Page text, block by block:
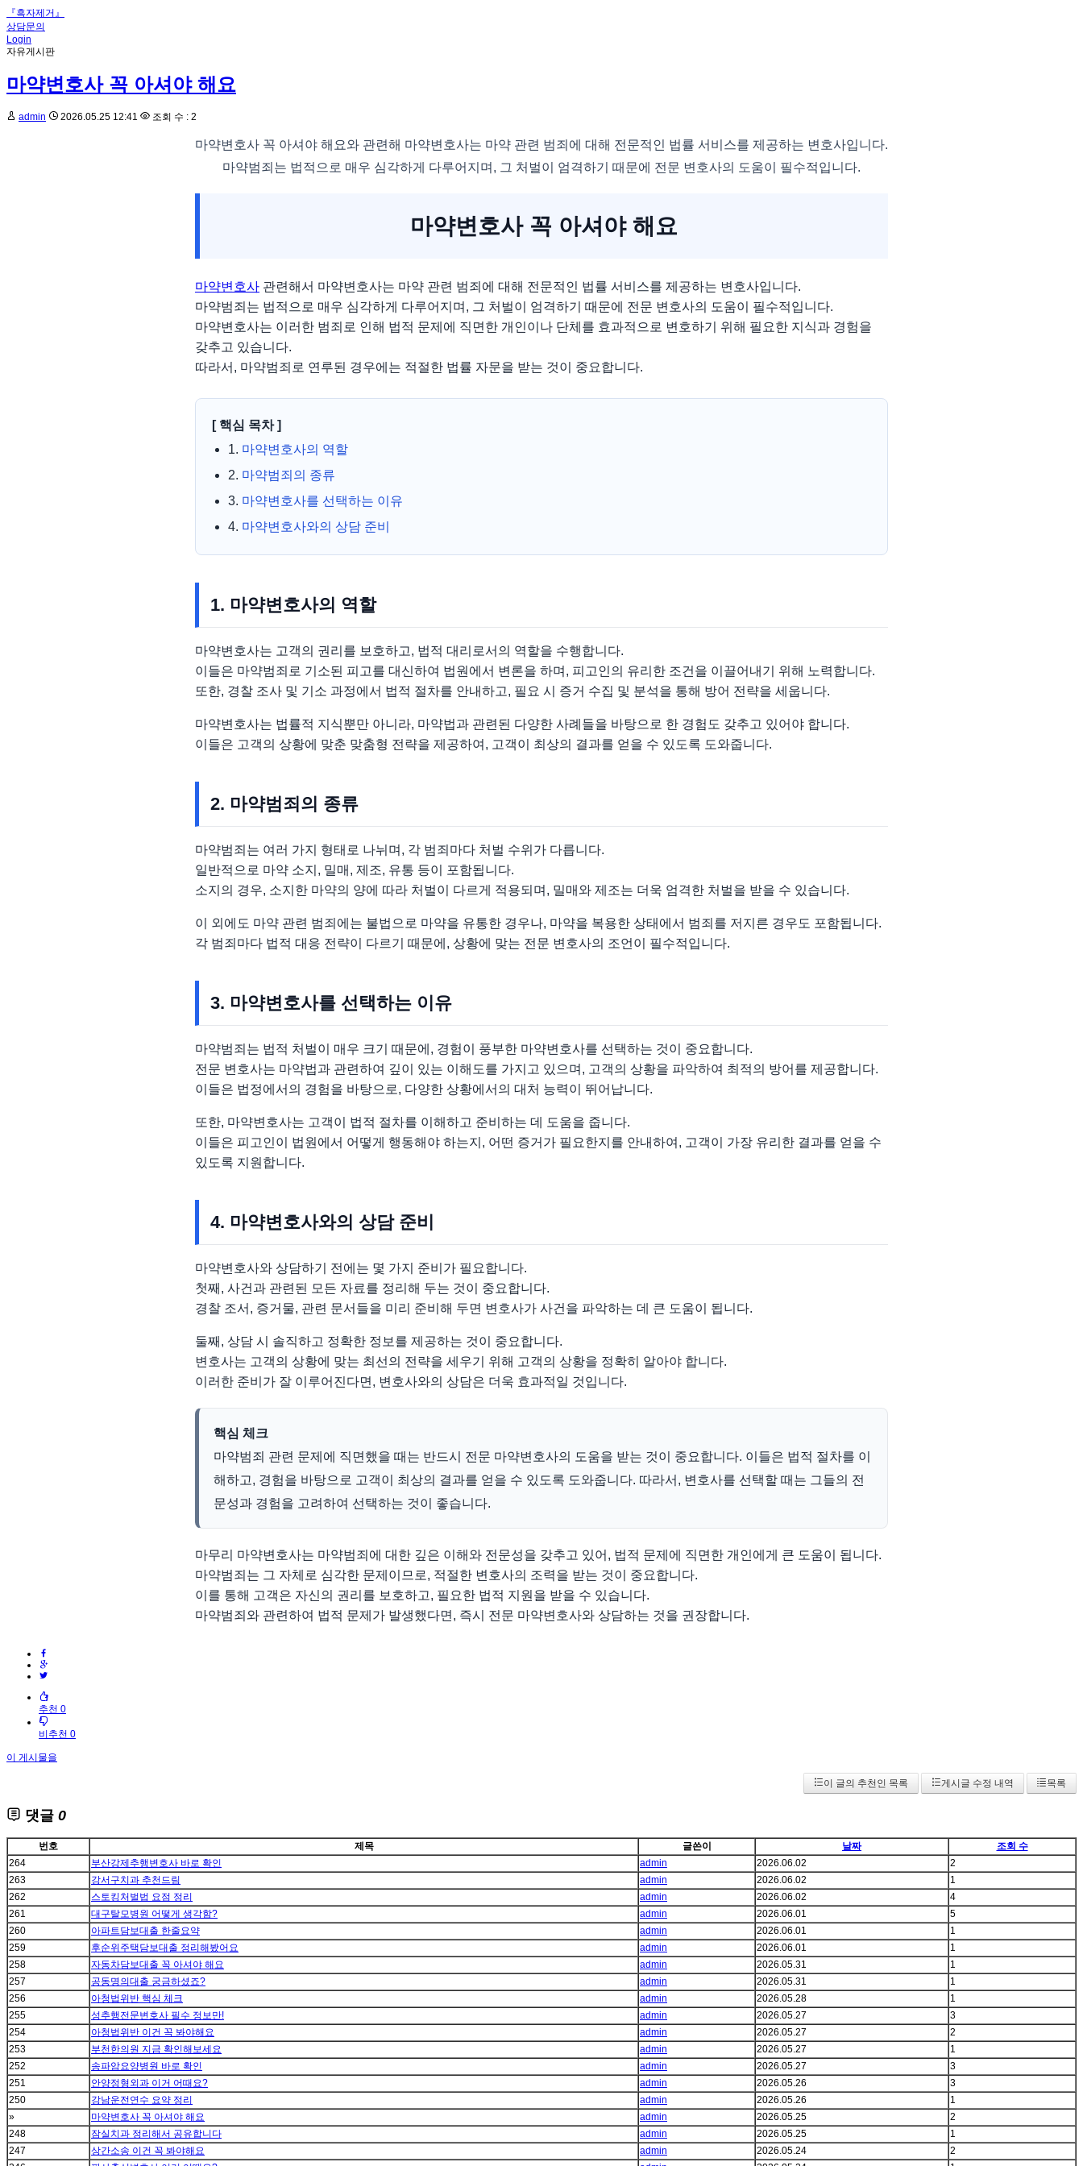
『흑자제거』
상담문의
Login
자유게시판
마약변호사 꼭 아셔야 해요
admin 2026.05.25 12:41 조회 수 : 2
마약변호사 꼭 아셔야 해요와 관련해 마약변호사는 마약 관련 범죄에 대해 전문적인 법률 서비스를 제공하는 변호사입니다.
마약범죄는 법적으로 매우 심각하게 다루어지며, 그 처벌이 엄격하기 때문에 전문 변호사의 도움이 필수적입니다.
마약변호사 꼭 아셔야 해요
마약변호사 관련해서 마약변호사는 마약 관련 범죄에 대해 전문적인 법률 서비스를 제공하는 변호사입니다.
마약범죄는 법적으로 매우 심각하게 다루어지며, 그 처벌이 엄격하기 때문에 전문 변호사의 도움이 필수적입니다.
마약변호사는 이러한 범죄로 인해 법적 문제에 직면한 개인이나 단체를 효과적으로 변호하기 위해 필요한 지식과 경험을
갖추고 있습니다.
따라서, 마약범죄로 연루된 경우에는 적절한 법률 자문을 받는 것이 중요합니다.
[ 핵심 목차 ]
1. 마약변호사의 역할
2. 마약범죄의 종류
3. 마약변호사를 선택하는 이유
4. 마약변호사와의 상담 준비
1. 마약변호사의 역할
마약변호사는 고객의 권리를 보호하고, 법적 대리로서의 역할을 수행합니다.
이들은 마약범죄로 기소된 피고를 대신하여 법원에서 변론을 하며, 피고인의 유리한 조건을 이끌어내기 위해 노력합니다.
또한, 경찰 조사 및 기소 과정에서 법적 절차를 안내하고, 필요 시 증거 수집 및 분석을 통해 방어 전략을 세웁니다.
마약변호사는 법률적 지식뿐만 아니라, 마약법과 관련된 다양한 사례들을 바탕으로 한 경험도 갖추고 있어야 합니다.
이들은 고객의 상황에 맞춘 맞춤형 전략을 제공하여, 고객이 최상의 결과를 얻을 수 있도록 도와줍니다.
2. 마약범죄의 종류
마약범죄는 여러 가지 형태로 나뉘며, 각 범죄마다 처벌 수위가 다릅니다.
일반적으로 마약 소지, 밀매, 제조, 유통 등이 포함됩니다.
소지의 경우, 소지한 마약의 양에 따라 처벌이 다르게 적용되며, 밀매와 제조는 더욱 엄격한 처벌을 받을 수 있습니다.
이 외에도 마약 관련 범죄에는 불법으로 마약을 유통한 경우나, 마약을 복용한 상태에서 범죄를 저지른 경우도 포함됩니다.
각 범죄마다 법적 대응 전략이 다르기 때문에, 상황에 맞는 전문 변호사의 조언이 필수적입니다.
3. 마약변호사를 선택하는 이유
마약범죄는 법적 처벌이 매우 크기 때문에, 경험이 풍부한 마약변호사를 선택하는 것이 중요합니다.
전문 변호사는 마약법과 관련하여 깊이 있는 이해도를 가지고 있으며, 고객의 상황을 파악하여 최적의 방어를 제공합니다.
이들은 법정에서의 경험을 바탕으로, 다양한 상황에서의 대처 능력이 뛰어납니다.
또한, 마약변호사는 고객이 법적 절차를 이해하고 준비하는 데 도움을 줍니다.
이들은 피고인이 법원에서 어떻게 행동해야 하는지, 어떤 증거가 필요한지를 안내하여, 고객이 가장 유리한 결과를 얻을 수
있도록 지원합니다.
4. 마약변호사와의 상담 준비
마약변호사와 상담하기 전에는 몇 가지 준비가 필요합니다.
첫째, 사건과 관련된 모든 자료를 정리해 두는 것이 중요합니다.
경찰 조서, 증거물, 관련 문서들을 미리 준비해 두면 변호사가 사건을 파악하는 데 큰 도움이 됩니다.
둘째, 상담 시 솔직하고 정확한 정보를 제공하는 것이 중요합니다.
변호사는 고객의 상황에 맞는 최선의 전략을 세우기 위해 고객의 상황을 정확히 알아야 합니다.
이러한 준비가 잘 이루어진다면, 변호사와의 상담은 더욱 효과적일 것입니다.
핵심 체크
마약범죄 관련 문제에 직면했을 때는 반드시 전문 마약변호사의 도움을 받는 것이 중요합니다. 이들은 법적 절차를 이
해하고, 경험을 바탕으로 고객이 최상의 결과를 얻을 수 있도록 도와줍니다. 따라서, 변호사를 선택할 때는 그들의 전
문성과 경험을 고려하여 선택하는 것이 좋습니다.
마무리 마약변호사는 마약범죄에 대한 깊은 이해와 전문성을 갖추고 있어, 법적 문제에 직면한 개인에게 큰 도움이 됩니다.
마약범죄는 그 자체로 심각한 문제이므로, 적절한 변호사의 조력을 받는 것이 중요합니다.
이를 통해 고객은 자신의 권리를 보호하고, 필요한 법적 지원을 받을 수 있습니다.
마약범죄와 관련하여 법적 문제가 발생했다면, 즉시 전문 마약변호사와 상담하는 것을 권장합니다.
추천 0
비추천 0
이 게시물을
이 글의 추천인 목록 게시글 수정 내역 목록
댓글 0
번호 제목 글쓴이 날짜
조회 수
264
부산강제추행변호사 바로 확인 admin 2026.06.02
2
263
강서구치과 추천드림 admin 2026.06.02
1
262
스토킹처벌법 요점 정리 admin 2026.06.02
4
261
대구탈모병원 어떻게 생각함? admin 2026.06.01
5
260
아파트담보대출 한줄요약 admin 2026.06.01
1
259
후순위주택담보대출 정리해봤어요 admin 2026.06.01
1
258
자동차담보대출 꼭 아셔야 해요 admin 2026.05.31
1
257
공동명의대출 궁금하셨죠? admin 2026.05.31
1
256
아청법위반 핵심 체크 admin 2026.05.28
1
255
성추행전문변호사 필수 정보만! admin 2026.05.27
3
254
아청법위반 이건 꼭 봐야해요 admin 2026.05.27
2
253
부천한의원 지금 확인해보세요 admin 2026.05.27
1
252
송파암요양병원 바로 확인 admin 2026.05.27
3
251
안양정형외과 이거 어때요? admin 2026.05.26
3
250
강남운전연수 요약 정리 admin 2026.05.26
1
»
마약변호사 꼭 아셔야 해요 admin 2026.05.25
2
248
잠실치과 정리해서 공유합니다 admin 2026.05.25
1
247
상간소송 이건 꼭 봐야해요 admin 2026.05.24
2